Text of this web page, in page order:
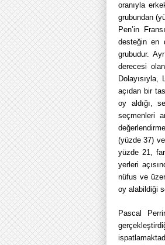
oranıyla
grubundan
Pen’in
desteğin en
grubudur.
derecesi
açıdan bir
oy aldığı,
seçmenleri
(yüzde 37)
yüzde 21,
yerleri
nüfus ve
oy alabildiği
Pascal